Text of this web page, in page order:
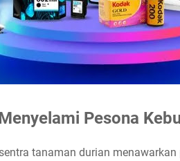
Pesona
tanaman durian